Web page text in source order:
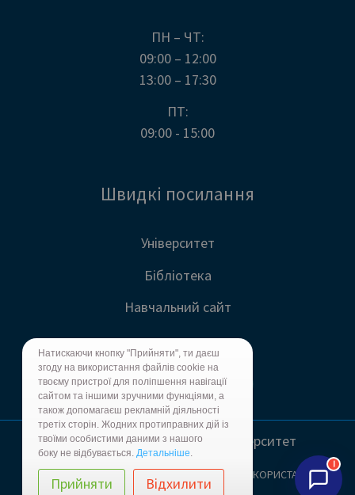
ПН – ЧТ:
09:00 – 12:00
13:00 – 17:30
ПТ:
09:00 - 15:00
Швидкі посилання
Університет
Бібліотека
Навчальний сайт
© 1999 - 2026 Харківський університет
ПОЛІТИКА КОНФІДЕНЦІЙНОСТІ
УМОВИ ВИКОРИСТАННЯ
!
Натискаючи кнопку "Прийняти", ти даєш
згоду на використання файлів cookie на
твоєму пристрої для поліпшення навігації
сайтом та іншими зручними функціями, а
також допомагаєш рекламній діяльності
третіх сторін. Жодних протиправних дій із
твоїми особистими даними з нашого
боку не відбувається. Детальніше.
Прийняти Відхилити